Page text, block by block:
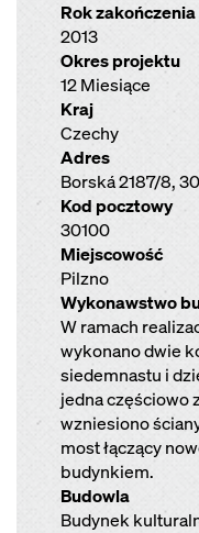
Rok
2013
Okres projektu
12 Miesiące
Kraj
Czechy
Adres
Borská 2187/8,
Kod pocztowy
30100
Miejscowość
Pilzno
Wykonawstwo
W ramach
wykonano dwie
siedemnastu i
jedna częściowo
wzniesiono
most łączący
budynkiem.
Budowla
Budynek